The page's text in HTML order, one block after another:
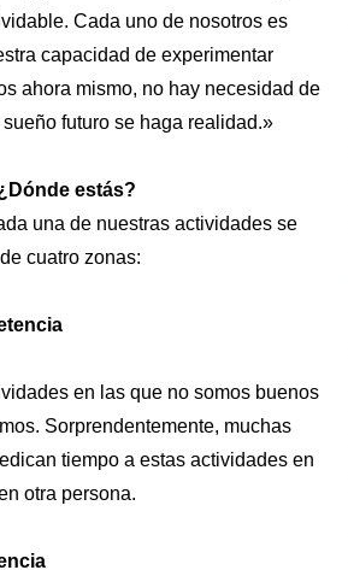
Cada uno de nosotros es
capacidad de experimentar
ahora mismo, no hay necesidad de
futuro se haga realidad.»
estás?
una de nuestras actividades se
cuatro zonas:
en las que no somos buenos
Sorprendentemente, muchas
tiempo a estas actividades en
otra persona.